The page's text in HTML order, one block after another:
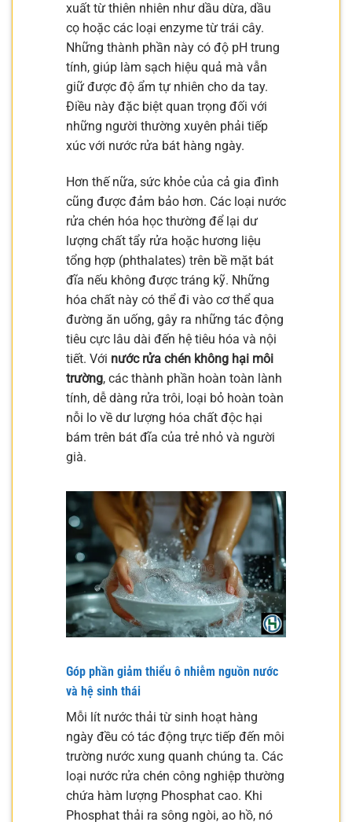
xuất từ thiên nhiên như dầu dừa, dầu
cọ hoặc các loại enzyme từ trái cây.
Những thành phần này có độ pH trung
tính, giúp làm sạch hiệu quả mà vẫn
giữ được độ ẩm tự nhiên cho da tay.
Điều này đặc biệt quan trọng đối với
những người thường xuyên phải tiếp
xúc với nước rửa bát hàng ngày.
Hơn thế nữa, sức khỏe của cả gia đình
cũng được đảm bảo hơn. Các loại nước
rửa chén hóa học thường để lại dư
lượng chất tẩy rửa hoặc hương liệu
tổng hợp (phthalates) trên bề mặt bát
đĩa nếu không được tráng kỹ. Những
hóa chất này có thể đi vào cơ thể qua
đường ăn uống, gây ra những tác động
tiêu cực lâu dài đến hệ tiêu hóa và nội
tiết. Với nước rửa chén không hại môi
trường, các thành phần hoàn toàn lành
tính, dễ dàng rửa trôi, loại bỏ hoàn toàn
nỗi lo về dư lượng hóa chất độc hại
bám trên bát đĩa của trẻ nhỏ và người
già.
Góp phần giảm thiểu ô nhiễm nguồn nước
và hệ sinh thái
Mỗi lít nước thải từ sinh hoạt hàng
ngày đều có tác động trực tiếp đến môi
trường nước xung quanh chúng ta. Các
loại nước rửa chén công nghiệp thường
chứa hàm lượng Phosphat cao. Khi
Phosphat thải ra sông ngòi, ao hồ, nó